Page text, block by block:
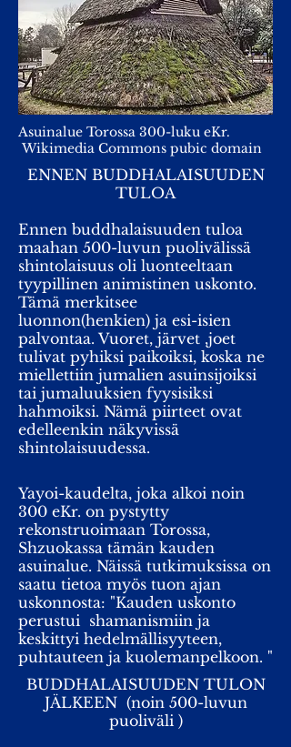
Asuinalue Torossa 300-luku eKr.
Wikimedia Commons pubic domain
ENNEN BUDDHALAISUUDEN
TULOA
Ennen buddhalaisuuden tuloa
maahan 500-luvun puolivälissä
shintolaisuus oli luonteeltaan
tyypillinen animistinen uskonto.
Tämä merkitsee
luonnon(henkien) ja esi-isien
palvontaa. Vuoret, järvet ,joet
tulivat pyhiksi paikoiksi, koska ne
miellettiin jumalien asuinsijoiksi
tai jumaluuksien fyysisiksi
hahmoiksi. Nämä piirteet ovat
edelleenkin näkyvissä
shintolaisuudessa.
Yayoi-kaudelta, joka alkoi noin
300 eKr. on pystytty
rekonstruoimaan Torossa,
Shzuokassa tämän kauden
asuinalue. Näissä tutkimuksissa on
saatu tietoa myös tuon ajan
uskonnosta: "Kauden uskonto
perustui shamanismiin ja
keskittyi hedelmällisyyteen,
puhtauteen ja kuolemanpelkoon. "
BUDDHALAISUUDEN TULON
JÄLKEEN (noin 500-luvun
puoliväli )